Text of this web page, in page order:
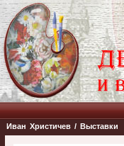
Иван Христичев / Выставки